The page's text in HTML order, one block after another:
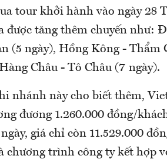
tour khởi hành vào ngày 28
được tăng thêm chuyến như:
(5 ngày), Hồng Kông - Thẩm
Châu - Tô Châu (7 ngày).
nhánh này cho biết thêm,
đương 1.260.000 đồng/
giá chỉ còn 11.529.000
chương trình công ty kết hợp